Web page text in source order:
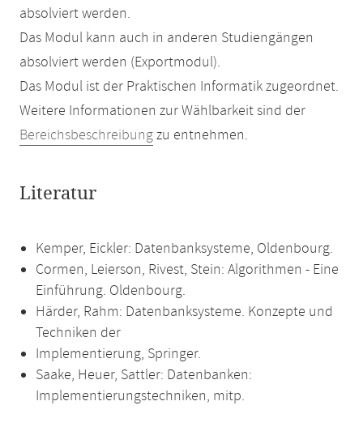
absolviert werden.
Das Modul kann auch in anderen Studiengängen
absolviert werden (Exportmodul).
Das Modul ist der Praktischen Informatik zugeordnet.
Weitere Informationen zur Wählbarkeit sind der
Bereichsbeschreibungzu entnehmen.
Literatur
Kemper, Eickler: Datenbanksysteme, Oldenbourg.
Cormen, Leierson, Rivest, Stein: Algorithmen - Eine
Einführung. Oldenbourg.
Härder, Rahm: Datenbanksysteme. Konzepte und
Techniken der
Implementierung, Springer.
Saake, Heuer, Sattler: Datenbanken:
Implementierungstechniken, mitp.